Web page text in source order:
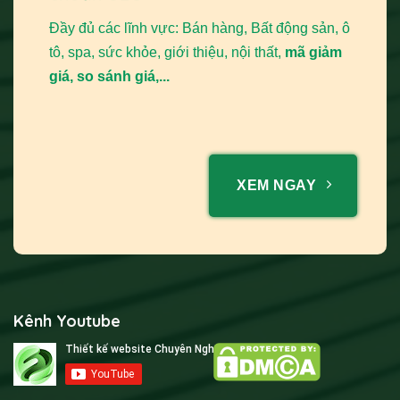
ưu SEO tốt. Nền tảng này phù hợp với hầu hết quy mô
doanh nghiệp, đảm bảo website không chỉ đẹp mà còn
mạnh mẽ về chức năng.
Xem thêmNền Tảng Thiết Kế Website: So Sánh CMS &
Website Builder 2026
Đầy đủ các lĩnh vực: Bán hàng, Bất động sản, ô
tô, spa, sức khỏe, giới thiệu, nội thất, mã giảm
giá, so sánh giá,...
XEM NGAY
Kênh Youtube